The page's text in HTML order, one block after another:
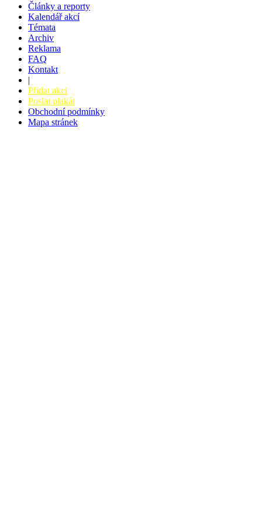
Články a reporty
Kalendář akcí
Témata
Archiv
Reklama
FAQ
Kontakt
|
Přidat akci
Poslat plakát
Obchodní podmínky
Mapa stránek